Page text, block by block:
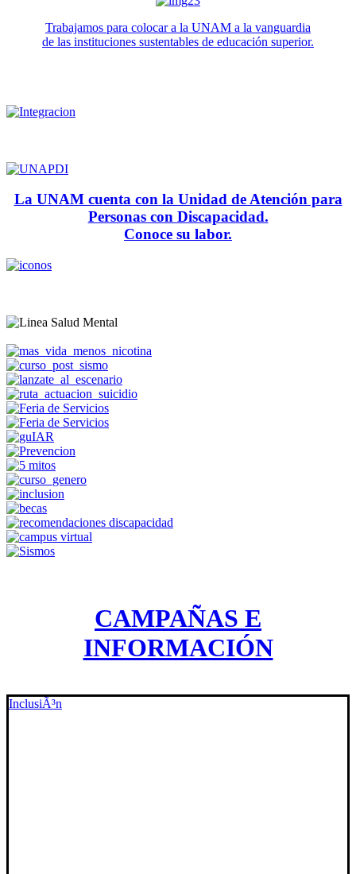
Trabajamos para colocar a la UNAM a la vanguardia
de las instituciones sustentables de educación superior.
La UNAM cuenta con la Unidad de Atención para
Personas con Discapacidad.
Conoce su labor.
CAMPAÑAS E
INFORMACIÓN
InclusiÃ³n